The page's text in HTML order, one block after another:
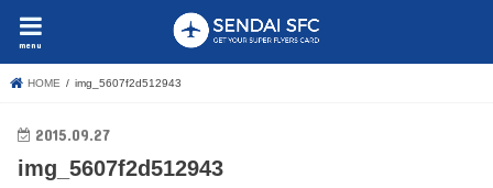
menu
HOME img_5607f2d512943
2015.09.27
img_5607f2d512943